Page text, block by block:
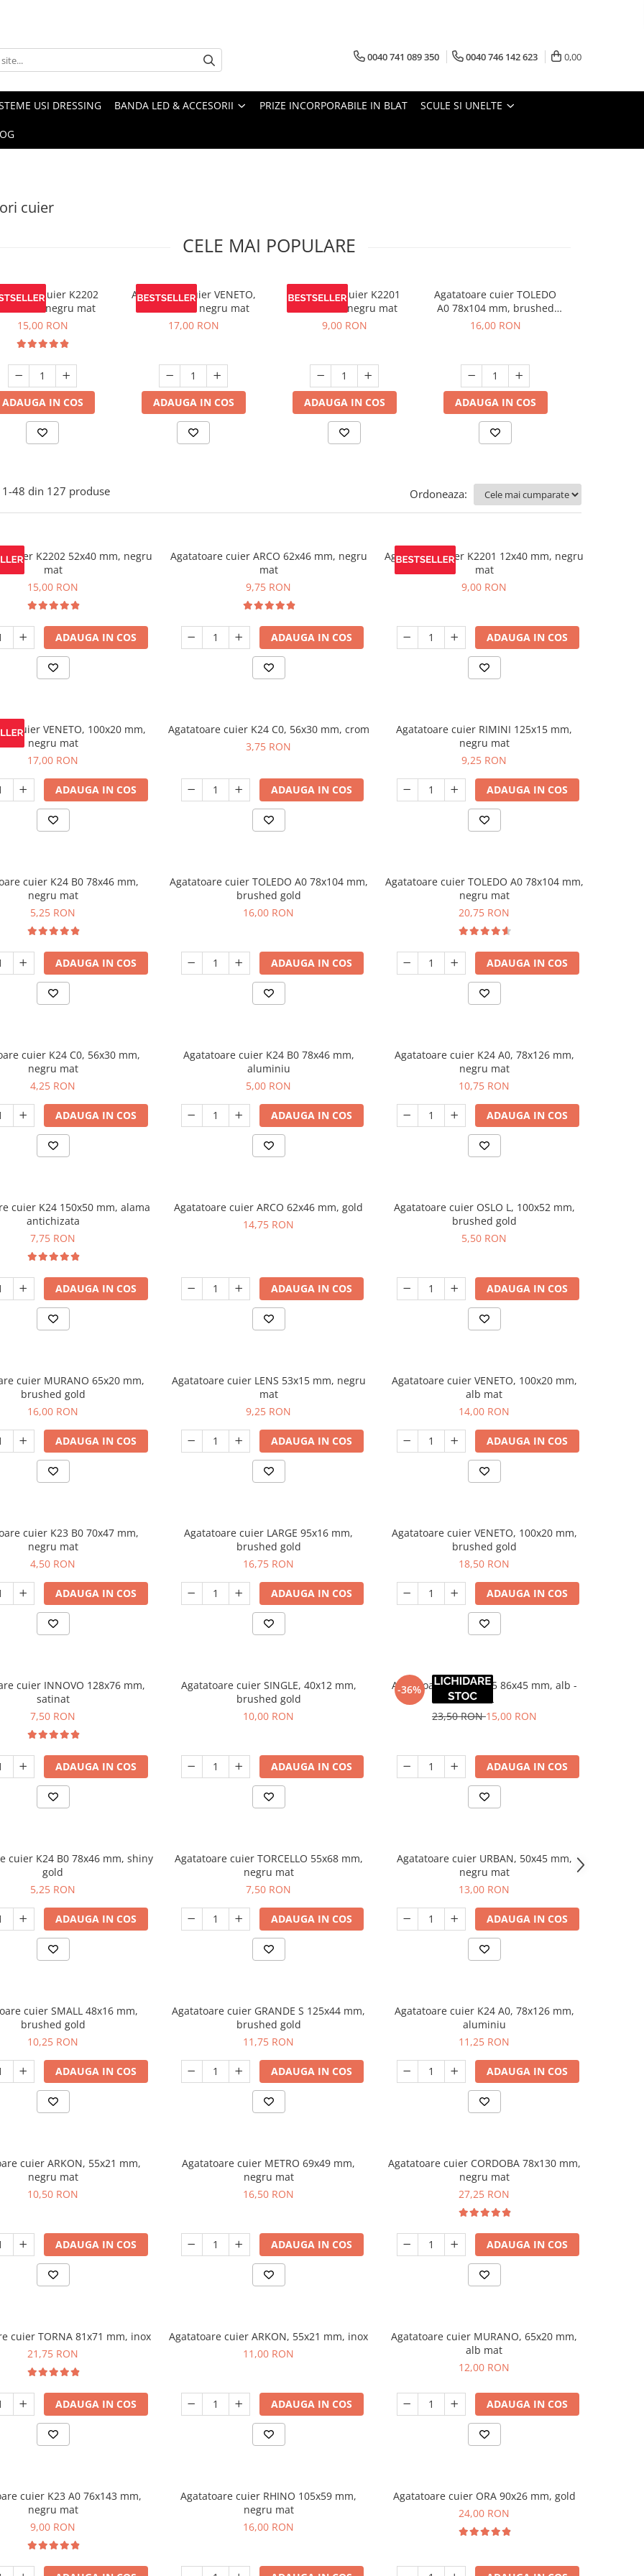
0040 741 089 350 0040 746 142 623 0,00
USI DRESSING BANDA LED & ACCESORII PRIZE INCORPORABILE IN BLAT SCULE SI UNELTE
cuier
CELE MAI POPULARE
cuier K2202
mm, negru mat
15,00 RON
ADAUGA IN COS
Agatatoare cuier VENETO,
100x20 mm, negru mat
17,00 RON
ADAUGA IN COS
Agatatoare cuier K2201
12x40 mm, negru mat
9,00 RON
ADAUGA IN COS
Agatatoare cuier TOLEDO
A0 78x104 mm, brushed
gold
16,00 RON
ADAUGA IN COS
1-48 din 127 produse Ordoneaza:
cuier K2202 52x40 mm, negru
mat
15,00 RON
ADAUGA IN COS
Agatatoare cuier ARCO 62x46 mm, negru
mat
9,75 RON
ADAUGA IN COS
Agatatoare cuier K2201 12x40 mm, negru
mat
9,00 RON
ADAUGA IN COS
cuier VENETO, 100x20 mm,
negru mat
17,00 RON
ADAUGA IN COS
Agatatoare cuier K24 C0, 56x30 mm, crom
3,75 RON
ADAUGA IN COS
Agatatoare cuier RIMINI 125x15 mm,
negru mat
9,25 RON
ADAUGA IN COS
cuier K24 B0 78x46 mm,
negru mat
5,25 RON
ADAUGA IN COS
Agatatoare cuier TOLEDO A0 78x104 mm,
brushed gold
16,00 RON
ADAUGA IN COS
Agatatoare cuier TOLEDO A0 78x104 mm,
negru mat
20,75 RON
ADAUGA IN COS
cuier K24 C0, 56x30 mm,
negru mat
4,25 RON
ADAUGA IN COS
Agatatoare cuier K24 B0 78x46 mm,
aluminiu
5,00 RON
ADAUGA IN COS
Agatatoare cuier K24 A0, 78x126 mm,
negru mat
10,75 RON
ADAUGA IN COS
cuier K24 150x50 mm, alama
antichizata
7,75 RON
ADAUGA IN COS
Agatatoare cuier ARCO 62x46 mm, gold
14,75 RON
ADAUGA IN COS
Agatatoare cuier OSLO L, 100x52 mm,
brushed gold
5,50 RON
ADAUGA IN COS
cuier MURANO 65x20 mm,
brushed gold
16,00 RON
ADAUGA IN COS
Agatatoare cuier LENS 53x15 mm, negru
mat
9,25 RON
ADAUGA IN COS
Agatatoare cuier VENETO, 100x20 mm,
alb mat
14,00 RON
ADAUGA IN COS
cuier K23 B0 70x47 mm,
negru mat
4,50 RON
ADAUGA IN COS
Agatatoare cuier LARGE 95x16 mm,
brushed gold
16,75 RON
ADAUGA IN COS
Agatatoare cuier VENETO, 100x20 mm,
brushed gold
18,50 RON
ADAUGA IN COS
cuier INNOVO 128x76 mm,
satinat
7,50 RON
ADAUGA IN COS
Agatatoare cuier SINGLE, 40x12 mm,
brushed gold
10,00 RON
ADAUGA IN COS
-36%
Agatatoare cuier XV25 86x45 mm, alb -
EOL
23,50 RON15,00 RON
ADAUGA IN COS
cuier K24 B0 78x46 mm, shiny
gold
5,25 RON
ADAUGA IN COS
Agatatoare cuier TORCELLO 55x68 mm,
negru mat
7,50 RON
ADAUGA IN COS
Agatatoare cuier URBAN, 50x45 mm,
negru mat
13,00 RON
ADAUGA IN COS
cuier SMALL 48x16 mm,
brushed gold
10,25 RON
ADAUGA IN COS
Agatatoare cuier GRANDE S 125x44 mm,
brushed gold
11,75 RON
ADAUGA IN COS
Agatatoare cuier K24 A0, 78x126 mm,
aluminiu
11,25 RON
ADAUGA IN COS
cuier ARKON, 55x21 mm,
negru mat
10,50 RON
ADAUGA IN COS
Agatatoare cuier METRO 69x49 mm,
negru mat
16,50 RON
ADAUGA IN COS
Agatatoare cuier CORDOBA 78x130 mm,
negru mat
27,25 RON
ADAUGA IN COS
cuier TORNA 81x71 mm, inox
21,75 RON
ADAUGA IN COS
Agatatoare cuier ARKON, 55x21 mm, inox
11,00 RON
ADAUGA IN COS
Agatatoare cuier MURANO, 65x20 mm,
alb mat
12,00 RON
ADAUGA IN COS
cuier K23 A0 76x143 mm,
negru mat
9,00 RON
Agatatoare cuier RHINO 105x59 mm,
negru mat
16,00 RON
Agatatoare cuier ORA 90x26 mm, gold
24,00 RON